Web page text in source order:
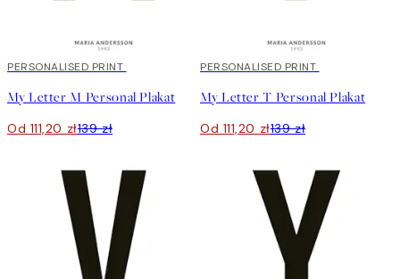
20%*
PERSONALISED PRINT
My Letter M Personal Plakat
Od 111,20 zł139 zł
20%*
PERSONALISED PRINT
My Letter T Personal Plakat
Od 111,20 zł139 zł